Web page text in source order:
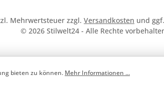
Mehrwertsteuer zzgl. Versandkosten und
© 2026 Stilwelt24 - Alle Rechte
bieten zu können. Mehr Informationen ...